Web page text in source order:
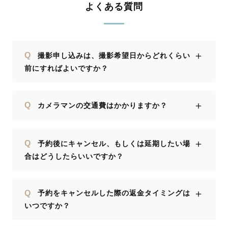
よくある質問
Q
撮影申し込みは、撮影希望日からどれくらい
前にすればよいですか？
＋
Q カメラマンの交通費はかかりますか？ ＋
Q
予約後にキャンセル、もしくは延期したい場
合はどうしたらいいですか？
＋
Q
予約をキャンセルした際の返金タイミングは
いつですか？
＋